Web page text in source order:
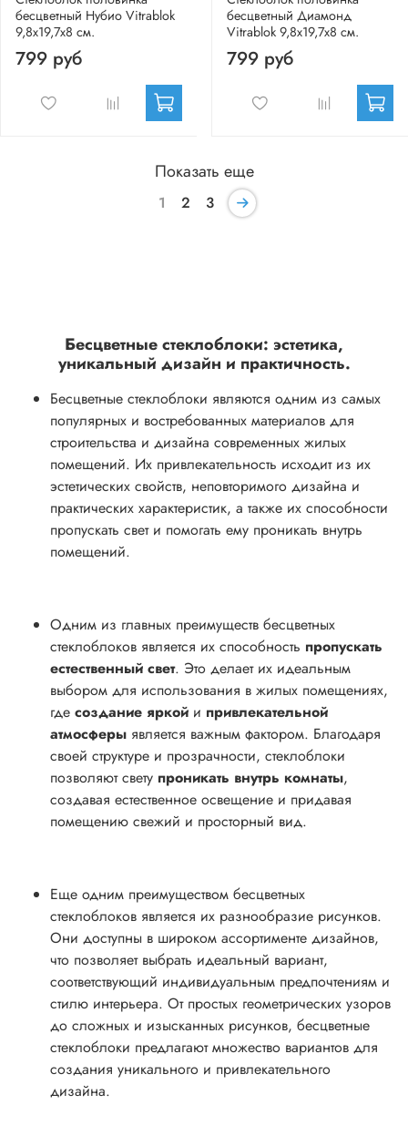
бесцветный Нубио Vitrablok
9,8x19,7x8 см.
799 руб
бесцветный Диамонд
Vitrablok 9,8x19,7x8 см.
799 руб
Показать еще
1 2 3
Бесцветные стеклоблоки: эстетика,
уникальный дизайн и практичность.
Бесцветные стеклоблоки являются одним из самых
популярных и востребованных материалов для
строительства и дизайна современных жилых
помещений. Их привлекательность исходит из их
эстетических свойств, неповторимого дизайна и
практических характеристик, а также их способности
пропускать свет и помогать ему проникать внутрь
помещений.
Одним из главных преимуществ бесцветных
стеклоблоков является их способность пропускать
естественный свет. Это делает их идеальным
выбором для использования в жилых помещениях,
где создание яркой и привлекательной
атмосферы является важным фактором. Благодаря
своей структуре и прозрачности, стеклоблоки
позволяют свету проникать внутрь комнаты,
создавая естественное освещение и придавая
помещению свежий и просторный вид.
Еще одним преимуществом бесцветных
стеклоблоков является их разнообразие рисунков.
Они доступны в широком ассортименте дизайнов,
что позволяет выбрать идеальный вариант,
соответствующий индивидуальным предпочтениям и
стилю интерьера. От простых геометрических узоров
до сложных и изысканных рисунков, бесцветные
стеклоблоки предлагают множество вариантов для
создания уникального и привлекательного
дизайна.